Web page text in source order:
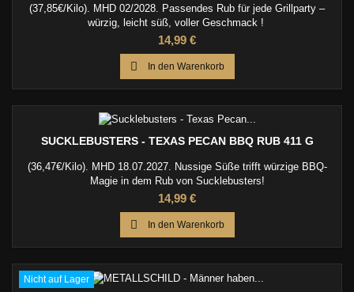
(37,85€/Kilo). MHD 02/2028. Passendes Rub für jede Grillparty –
würzig, leicht süß, voller Geschmack !
Preis
14,99 €
 In den Warenkorb
SUCKLEBUSTERS - TEXAS PECAN BBQ RUB 411 G
(36,47€/Kilo). MHD 18.07.2027. Nussige Süße trifft würzige BBQ-
Magie in dem Rub von Sucklebusters!
Preis
14,99 €
 In den Warenkorb
Nicht auf Lager